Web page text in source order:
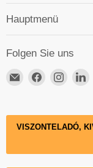
Hauptmenü
Folgen Sie uns
Email
Finden
auf
Facebook
Finden
auf
VISZONTELADÓ,